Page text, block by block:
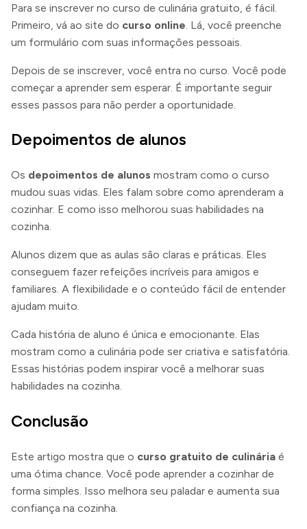
Para se inscrever no curso de culinária gratuito, é fácil.
Primeiro, vá ao site do curso online . Lá, você preenche
um formulário com suas informações pessoais.
Depois de se inscrever, você entra no curso. Você pode
começar a aprender sem esperar. É importante seguir
esses passos para não perder a oportunidade.
Depoimentos de alunos
Os depoimentos de alunos mostram como o curso
mudou suas vidas. Eles falam sobre como aprenderam a
cozinhar. E como isso melhorou suas habilidades na
cozinha.
Alunos dizem que as aulas são claras e práticas. Eles
conseguem fazer refeições incríveis para amigos e
familiares. A flexibilidade e o conteúdo fácil de entender
ajudam muito.
Cada história de aluno é única e emocionante. Elas
mostram como a culinária pode ser criativa e satisfatória.
Essas histórias podem inspirar você a melhorar suas
habilidades na cozinha.
Conclusão
Este artigo mostra que o curso gratuito de culinária é
uma ótima chance. Você pode aprender a cozinhar de
forma simples. Isso melhora seu paladar e aumenta sua
confiança na cozinha.